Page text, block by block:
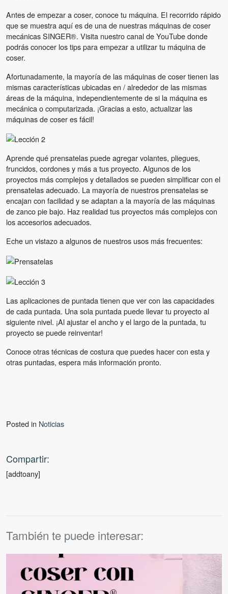
Antes de empezar a coser, conoce tu máquina. El recorrido rápido
que se muestra aquí es de una de nuestras máquinas de coser
mecánicas SINGER®. Visita nuestro canal de YouTube donde
podrás conocer los tips para empezar a utilizar tu máquina de
coser.
Afortunadamente, la mayoría de las máquinas de coser tienen las
mismas características ubicadas en / alrededor de las mismas
áreas de la máquina, independientemente de si la máquina es
mecánica o computarizada. ¡Gracias a esto, actualizar las
máquinas de coser es fácil!
Aprende qué prensatelas puede agregar volantes, pliegues,
fruncidos, cordones y más a tus proyecto. Algunos de los
proyectos más complejos y detallados se pueden simplificar con el
prensatelas adecuado. La mayoría de nuestros prensatelas se
encajan con facilidad y se adaptan a la mayoría de las máquinas
de zanco pie bajo. Haz realidad tus proyectos más complejos con
los accesorios adecuados.
Eche un vistazo a algunos de nuestros usos más frecuentes:
Las aplicaciones de puntada tienen que ver con las capacidades
de cada puntada. Una sola puntada puede llevar tu proyecto al
siguiente nivel. ¡Al ajustar el ancho y el largo de la puntada, tu
proyecto se puede reinventar!
Conoce otras técnicas de costura que puedes hacer con esta y
otras puntadas, espera más información pronto.
Posted in Noticias
Compartir:
[addtoany]
También te puede interesar: